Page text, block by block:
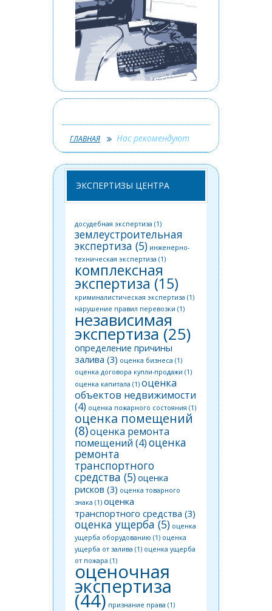
на
ГЛАВНАЯ Нас рекомендуют
ЭКСПЕРТИЗЫ ЦЕНТРА
досудебная экспертиза (1)
землеустроительная
экспертиза (5) инженерно-
техническая экспертиза (1)
комплексная
экспертиза (15)
криминалистическая экспертиза (1)
нарушение правил перевозки (1)
независимая
экспертиза (25)
определение причины
залива (3) оценка бизнеса (1)
оценка договора купли-продажи (1)
оценка капитала (1) оценка
объектов недвижимости
(4) оценка пожарного состояния (1)
оценка помещений
(8)оценка ремонта
помещений (4)оценка
ремонта
транспортного
средства (5)оценка
рисков (3) оценка товарного
знака (1) оценка
транспортного средства (3)
оценка ущерба (5) оценка
ущерба оборудованию (1) оценка
ущерба от залива (1) оценка ущерба
от пожара (1)
оценочная
экспертиза
(44) признание права (1)